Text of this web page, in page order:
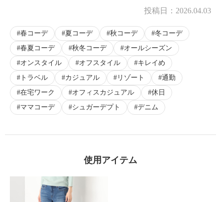
投稿日： 2026.04.03
春コーデ 夏コーデ 秋コーデ
冬コーデ
春夏コーデ
秋冬コーデ
オールシーズン
オンスタイル
オフスタイル
キレイめ
トラベル
カジュアル リゾート
通勤
在宅ワーク
オフィスカジュアル
休日
ママコーデ
シュガーデプト デニム
使用アイテム